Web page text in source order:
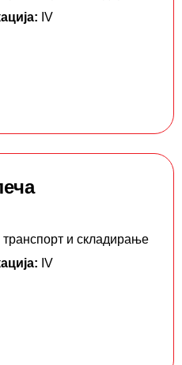
IV
транспорт и складирање
IV